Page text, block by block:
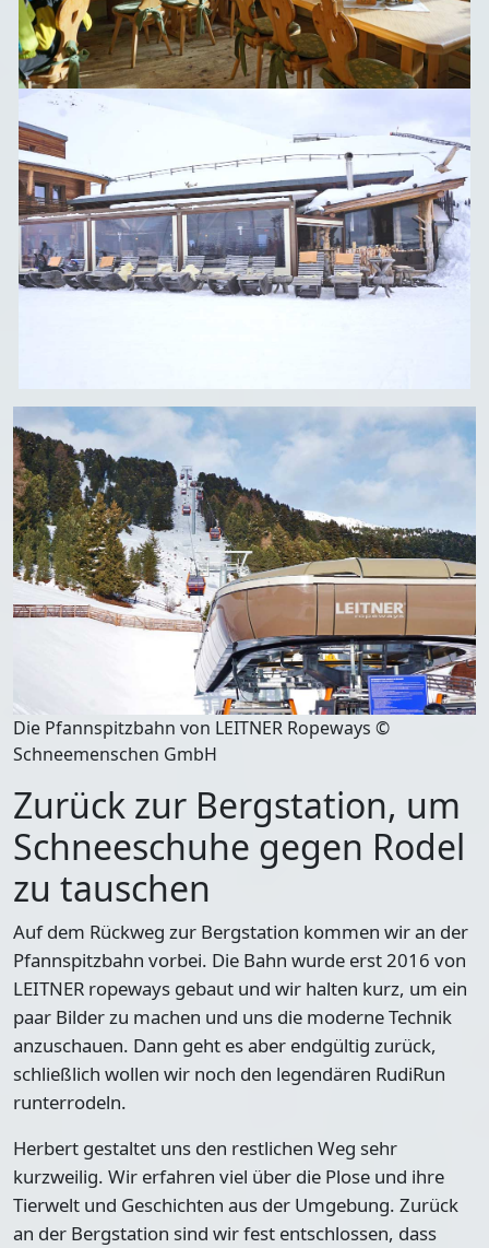
Die Pfannspitzbahn von LEITNER Ropeways ©
Schneemenschen GmbH
Zurück zur Bergstation, um
Schneeschuhe gegen Rodel
zu tauschen
Auf dem Rückweg zur Bergstation kommen wir an der
Pfannspitzbahn vorbei. Die Bahn wurde erst2016 von
LEITNER ropeways gebaut und wir halten kurz, um ein
paar Bilder zu machen und uns die moderne Technik
anzuschauen. Dann geht es aber endgültig zurück,
schließlich wollen wir noch den legendären RudiRun
runterrodeln.
Herbert gestaltet uns den restlichen Weg sehr
kurzweilig. Wir erfahren viel über die Plose und ihre
Tierwelt und Geschichten aus der Umgebung. Zurück
an der Bergstation sind wir fest entschlossen, dass